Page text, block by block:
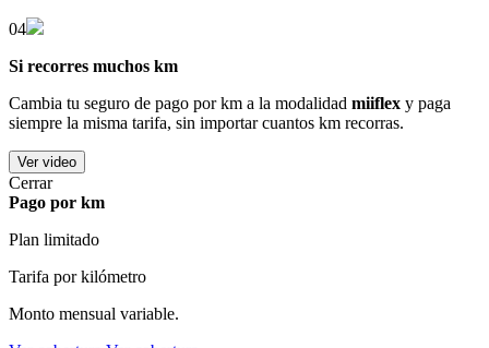
04
Si recorres muchos km
Cambia tu seguro de pago por km a la modalidad miiflex y paga
siempre la misma tarifa, sin importar cuantos km recorras.
Ver video
Cerrar
Pago por km
Plan limitado
Tarifa por kilómetro
Monto mensual variable.